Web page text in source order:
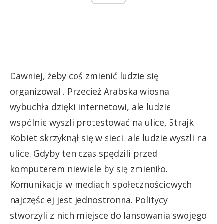
Dawniej, żeby coś zmienić ludzie się
organizowali. Przecież Arabska wiosna
wybuchła dzięki internetowi, ale ludzie
wspólnie wyszli protestować na ulice, Strajk
Kobiet skrzyknął się w sieci, ale ludzie wyszli na
ulice. Gdyby ten czas spędzili przed
komputerem niewiele by się zmieniło.
Komunikacja w mediach społecznościowych
najczęściej jest jednostronna. Politycy
stworzyli z nich miejsce do lansowania swojego